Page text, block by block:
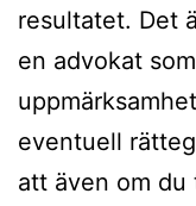
resultatet. Det
en advokat
eventuell
att även om du